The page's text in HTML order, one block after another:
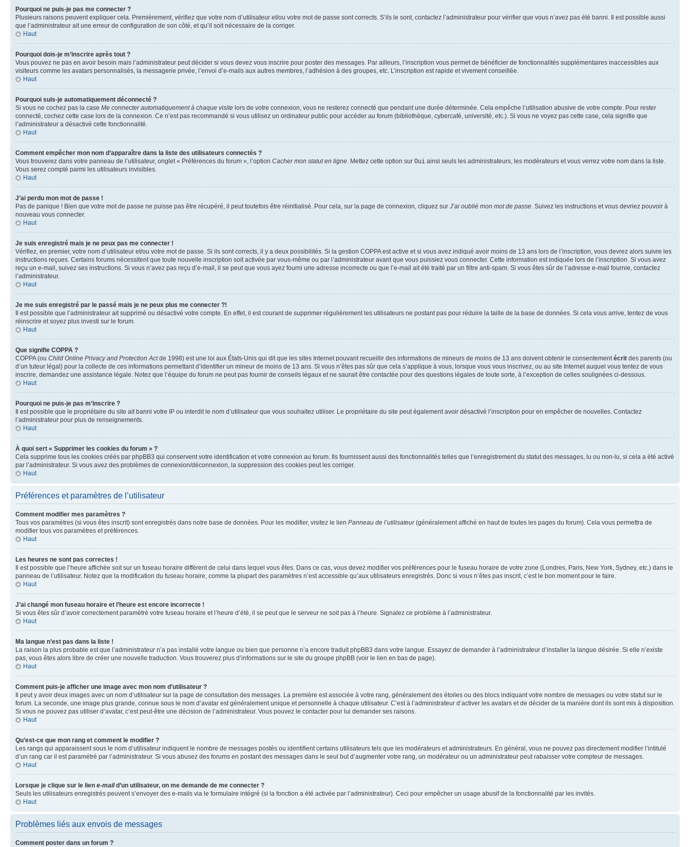
Pourquoi ne puis-je pas me connecter ?
Plusieurs raisons peuvent expliquer cela. Premièrement, vérifiez que votre nom d’utilisateur et/ou votre mot de passe sont corrects. S’ils le sont, contactez l’administrateur pour vérifier que vous n’avez pas été banni. Il est possible aussi
que l’administrateur ait une erreur de configuration de son côté, et qu’il soit nécessaire de la corriger.
Haut
Pourquoi dois-je m’inscrire après tout ?
Vous pouvez ne pas en avoir besoin mais l’administrateur peut décider si vous devez vous inscrire pour poster des messages. Par ailleurs, l’inscription vous permet de bénéficier de fonctionnalités supplémentaires inaccessibles aux
visiteurs comme les avatars personnalisés, la messagerie privée, l’envoi d’e-mails aux autres membres, l’adhésion à des groupes, etc. L’inscription est rapide et vivement conseillée.
Haut
Pourquoi suis-je automatiquement déconnecté ?
Si vous ne cochez pas la case Me connecter automatiquement à chaque visite lors de votre connexion, vous ne resterez connecté que pendant une durée déterminée. Cela empêche l’utilisation abusive de votre compte. Pour rester
connecté, cochez cette case lors de la connexion. Ce n’est pas recommandé si vous utilisez un ordinateur public pour accéder au forum (bibliothèque, cybercafé, université, etc.). Si vous ne voyez pas cette case, cela signifie que
l’administrateur a désactivé cette fonctionnalité.
Haut
Comment empêcher mon nom d’apparaître dans la liste des utilisateurs connectés ?
Vous trouverez dans votre panneau de l’utilisateur, onglet « Préférences du forum », l’option Cacher mon statut en ligne. Mettez cette option sur Oui ainsi seuls les administrateurs, les modérateurs et vous verrez votre nom dans la liste.
Vous serez compté parmi les utilisateurs invisibles.
Haut
J’ai perdu mon mot de passe !
Pas de panique ! Bien que votre mot de passe ne puisse pas être récupéré, il peut toutefois être réinitialisé. Pour cela, sur la page de connexion, cliquez sur J’ai oublié mon mot de passe. Suivez les instructions et vous devriez pouvoir à
nouveau vous connecter.
Haut
Je suis enregistré mais je ne peux pas me connecter !
Vérifiez, en premier, votre nom d’utilisateur et/ou votre mot de passe. Si ils sont corrects, il y a deux possibilités. Si la gestion COPPA est active et si vous avez indiqué avoir moins de 13 ans lors de l’inscription, vous devrez alors suivre les
instructions reçues. Certains forums nécessitent que toute nouvelle inscription soit activée par vous-même ou par l’administrateur avant que vous puissiez vous connecter. Cette information est indiquée lors de l’inscription. Si vous avez
reçu un e-mail, suivez ses instructions. Si vous n’avez pas reçu d’e-mail, il se peut que vous ayez fourni une adresse incorrecte ou que l’e-mail ait été traité par un filtre anti-spam. Si vous êtes sûr de l’adresse e-mail fournie, contactez
l’administrateur.
Haut
Je me suis enregistré par le passé mais je ne peux plus me connecter ?!
Il est possible que l’administrateur ait supprimé ou désactivé votre compte. En effet, il est courant de supprimer régulièrement les utilisateurs ne postant pas pour réduire la taille de la base de données. Si cela vous arrive, tentez de vous
réinscrire et soyez plus investi sur le forum.
Haut
Que signifie COPPA ?
COPPA (ou Child Online Privacy and Protection Actde 1998) est une loi aux États-Unis qui dit que les sites Internet pouvant recueillir des informations de mineurs de moins de 13 ans doivent obtenir le consentementécrit des parents (ou
d’un tuteur légal) pour la collecte de ces informations permettant d’identifier un mineur de moins de 13 ans. Si vous n’êtes pas sûr que cela s’applique à vous, lorsque vous vous inscrivez, ou au site Internet auquel vous tentez de vous
inscrire, demandez une assistance légale. Notez que l’équipe du forum ne peut pas fournir de conseils légaux et ne saurait être contactée pour des questions légales de toute sorte, à l’exception de celles soulignées ci-dessous.
Haut
Pourquoi ne puis-je pas m’inscrire ?
Il est possible que le propriétaire du site ait banni votre IP ou interdit le nom d’utilisateur que vous souhaitez utiliser. Le propriétaire du site peut également avoir désactivé l’inscription pour en empêcher de nouvelles. Contactez
l’administrateur pour plus de renseignements.
Haut
À quoi sert « Supprimer les cookies du forum » ?
Cela supprime tous les cookies créés par phpBB3 qui conservent votre identification et votre connexion au forum. Ils fournissent aussi des fonctionnalités telles que l’enregistrement du statut des messages, lu ou non-lu, si cela a été activé
par l’administrateur. Si vous avez des problèmes de connexion/déconnexion, la suppression des cookies peut les corriger.
Haut
Préférences et paramètres de l’utilisateur
Comment modifier mes paramètres ?
Tous vos paramètres (si vous êtes inscrit) sont enregistrés dans notre base de données. Pour les modifier, visitez le lien Panneau de l’utilisateur(généralement affiché en haut de toutes les pages du forum). Cela vous permettra de
modifier tous vos paramètres et préférences.
Haut
Les heures ne sont pas correctes !
Il est possible que l’heure affichée soit sur un fuseau horaire différent de celui dans lequel vous êtes. Dans ce cas, vous devez modifier vos préférences pour le fuseau horaire de votre zone (Londres, Paris, New York, Sydney, etc.) dans le
panneau de l’utilisateur. Notez que la modification du fuseau horaire, comme la plupart des paramètres n’est accessible qu’aux utilisateurs enregistrés. Donc si vous n’êtes pas inscrit, c’est le bon moment pour le faire.
Haut
J’ai changé mon fuseau horaire et l’heure est encore incorrecte !
Si vous êtes sûr d’avoir correctement paramétré votre fuseau horaire et l’heure d’été, il se peut que le serveur ne soit pas à l’heure. Signalez ce problème à l’administrateur.
Haut
Ma langue n’est pas dans la liste !
La raison la plus probable est que l’administrateur n’a pas installé votre langue ou bien que personne n’a encore traduit phpBB3 dans votre langue. Essayez de demander à l’administrateur d’installer la langue désirée. Si elle n’existe
pas, vous êtes alors libre de créer une nouvelle traduction. Vous trouverez plus d’informations sur le site du groupe phpBB (voir le lien en bas de page).
Haut
Comment puis-je afficher une image avec mon nom d’utilisateur ?
Il peut y avoir deux images avec un nom d’utilisateur sur la page de consultation des messages. La première est associée à votre rang, généralement des étoiles ou des blocs indiquant votre nombre de messages ou votre statut sur le
forum. La seconde, une image plus grande, connue sous le nom d’avatar est généralement unique et personnelle à chaque utilisateur. C’est à l’administrateur d’activer les avatars et de décider de la manière dont ils sont mis à disposition.
Si vous ne pouvez pas utiliser d’avatar, c’est peut-être une décision de l’administrateur. Vous pouvez le contacter pour lui demander ses raisons.
Haut
Qu’est-ce que mon rang et comment le modifier ?
Les rangs qui apparaissent sous le nom d’utilisateur indiquent le nombre de messages postés ou identifient certains utilisateurs tels que les modérateurs et administrateurs. En général, vous ne pouvez pas directement modifier l’intitulé
d’un rang car il est paramétré par l’administrateur. Si vous abusez des forums en postant des messages dans le seul but d’augmenter votre rang, un modérateur ou un administrateur peut rabaisser votre compteur de messages.
Haut
Lorsque je clique sur le lien e-maild’un utilisateur, on me demande de me connecter ?
Seuls les utilisateurs enregistrés peuvent s’envoyer des e-mails via le formulaire intégré (si la fonction a été activée par l’administrateur). Ceci pour empêcher un usage abusif de la fonctionnalité par les invités.
Haut
Problèmes liés aux envois de messages
Comment poster dans un forum ?